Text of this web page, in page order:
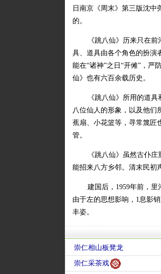
日南京《周末》第三版沈
的。
《跳八仙》历来只在
具、道具由各个角色的扮演
能在“诸神”之日“开傩”，严
仙》也有六百余载历史。
《跳八仙》所用的道
八位仙人的形象，以及他们
蕉扇、小花篮等，寻常篾匠
管。
《跳八仙》虽然古仆
能招来八方乡邻。清末民初
建国后，1959年前，
由于左的思想影响，1息影
丰姿。
崇仁相山板凳龙
崇仁采茶戏